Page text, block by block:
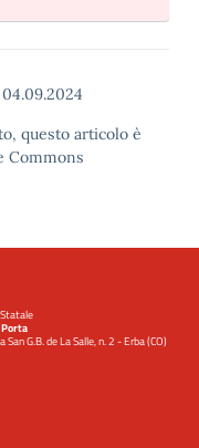
04.09.2024
questo articolo è
Commons
San G.B. de La Salle, n. 2 - Erba (CO)
la pagina iniziale della scuola